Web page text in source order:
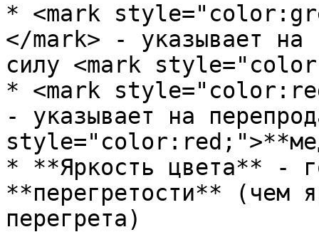
* <mark
</mark> - указывает на
силу <mark
* <mark
- указывает на
* **Яркость цвета** -
**перегретости** (чем
перегрета)